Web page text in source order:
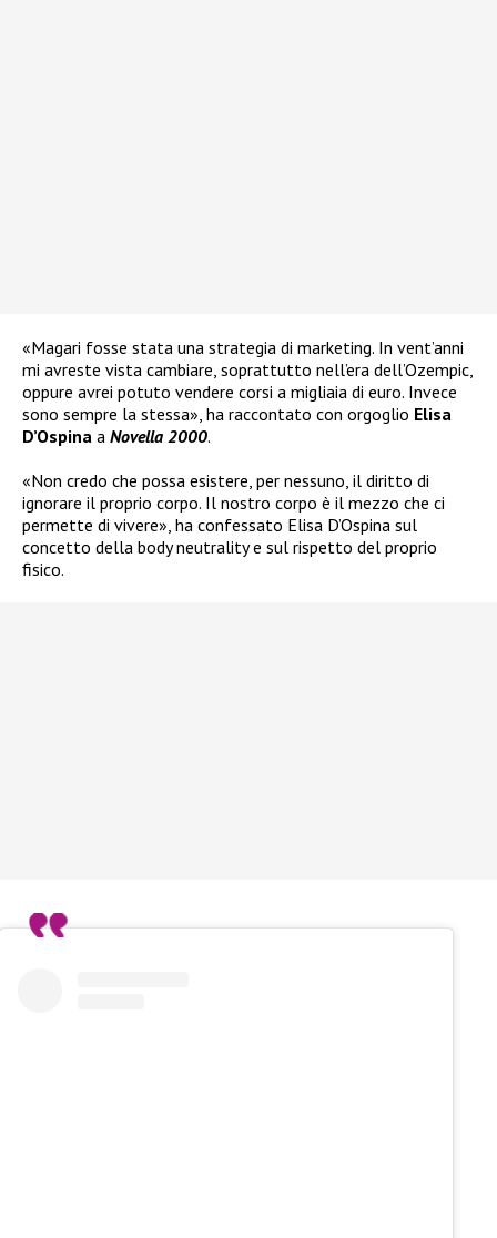
«Magari fosse stata una strategia di marketing. In vent’anni
mi avreste vista cambiare, soprattutto nell’era dell’Ozempic,
oppure avrei potuto vendere corsi a migliaia di euro. Invece
sono sempre la stessa», ha raccontato con orgoglio Elisa
D’Ospina a Novella 2000.
«Non credo che possa esistere, per nessuno, il diritto di
ignorare il proprio corpo. Il nostro corpo è il mezzo che ci
permette di vivere», ha confessato Elisa D’Ospina sul
concetto della body neutrality e sul rispetto del proprio
fisico.